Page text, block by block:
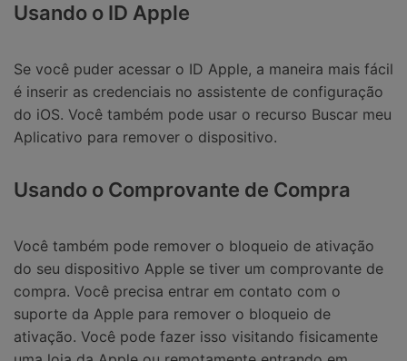
Usando o ID Apple
Se você puder acessar o ID Apple, a maneira mais fácil
é inserir as credenciais no assistente de configuração
do iOS. Você também pode usar o recurso Buscar meu
Aplicativo para remover o dispositivo.
Usando o Comprovante de Compra
Você também pode remover o bloqueio de ativação
do seu dispositivo Apple se tiver um comprovante de
compra. Você precisa entrar em contato com o
suporte da Apple para remover o bloqueio de
ativação. Você pode fazer isso visitando fisicamente